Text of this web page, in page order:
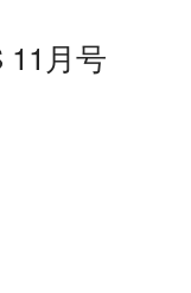
11月号